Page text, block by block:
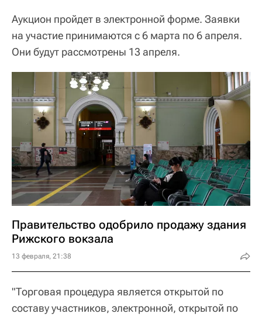
Аукцион пройдет в электронной форме. Заявки
на участие принимаются с 6 марта по 6 апреля.
Они будут рассмотрены 13 апреля.
Правительство одобрило продажу здания
Рижского вокзала
13 февраля, 21:38
"Торговая процедура является открытой по
составу участников, электронной, открытой по